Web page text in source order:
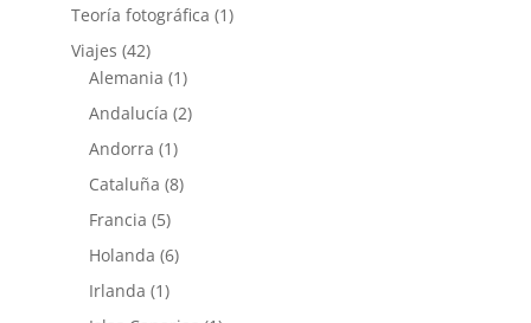
Teoría fotográfica (1)
Viajes (42)
Alemania (1)
Andalucía (2)
Andorra (1)
Cataluña (8)
Francia (5)
Holanda (6)
Irlanda (1)